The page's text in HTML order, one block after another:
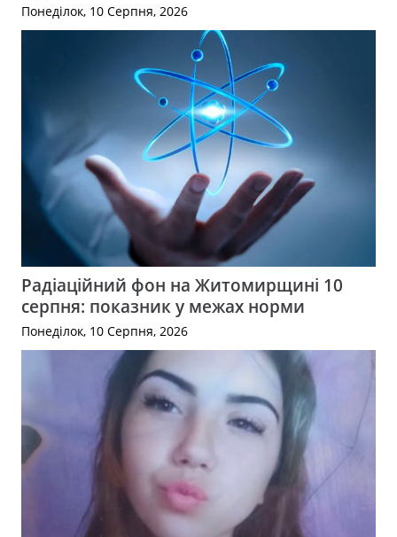
Понеділок, 10 Серпня, 2026
Радіаційний фон на Житомирщині 10
серпня: показник у межах норми
Понеділок, 10 Серпня, 2026